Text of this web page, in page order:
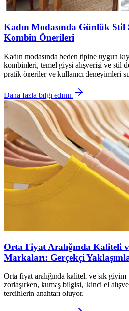
Kadın Modasında Günlük Stil
Kombin Önerileri
Kadın modasında beden tipine uygun
kombinleri, temel giysi alışverişi ve stil
pratik öneriler ve kullanıcı deneyimleri
Daha fazla bilgi edinin
Orta Fiyat Aralığında Kaliteli
Markaları: Gerçekçi
Orta fiyat aralığında kaliteli ve şık
zorlaşırken, kumaş bilgisi, ikinci el
tercihlerin anahtarı oluyor.